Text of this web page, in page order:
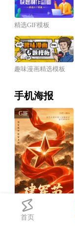
精选GIF模板
趣味漫画精选模板
手机海报
首页